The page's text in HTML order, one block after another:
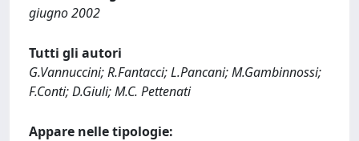
giugno 2002
Tutti gli autori
G.Vannuccini; R.Fantacci; L.Pancani; M.Gambinnossi;
F.Conti; D.Giuli; M.C. Pettenati
Appare nelle tipologie: